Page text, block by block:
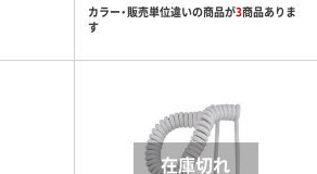
カラー・販売単位違いの商品が3商品ありま
す